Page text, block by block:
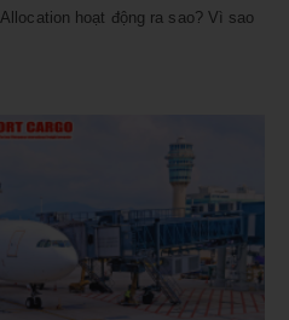
hoạt động ra sao? Vì sao